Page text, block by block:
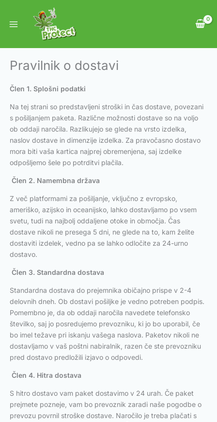
content
Pravilnik o dostavi
Člen 1. Splošni podatki
Na tej strani so predstavljeni stroški in čas dostave, povezani
s pošiljanjem paketa. Različne možnosti dostave so na voljo
ob oddaji naročila. Razlikujejo se glede na vrsto izdelka,
naslov dostave in dimenzije izdelka. Za pravočasno dostavo
mora biti vaša kartica najprej obremenjena, saj izdelke
odpošljemo šele po potrditvi plačila.
Člen 2. Namembna država
Z več platformami za pošiljanje, vključno z evropsko,
ameriško, azijsko in oceanijsko, lahko dostavljamo po vsem
svetu, tudi na najbolj oddaljene otoke in območja. Čas
dostave nikoli ne presega 5 dni, ne glede na to, kam želite
dostaviti izdelek, vedno pa se lahko odločite za 24-urno
dostavo.
Člen 3. Standardna dostava
Standardna dostava do prejemnika običajno prispe v 2-4
delovnih dneh. Ob dostavi pošiljke je vedno potreben podpis.
Pomembno je, da ob oddaji naročila navedete telefonsko
številko, saj jo posredujemo prevozniku, ki jo bo uporabil, če
bo imel težave pri iskanju vašega naslova. Paketov nikoli ne
dostavljamo v vaš poštni nabiralnik, razen če ste prevozniku
pred dostavo predložili izjavo o odpovedi.
Člen 4. Hitra dostava
S hitro dostavo vam paket dostavimo v 24 urah. Če paket
prejmete pozneje, vam bo prevoznik zaradi naše pogodbe o
prevozu povrnil stroške dostave. Naročilo je treba plačati s